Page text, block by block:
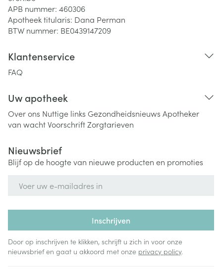
APB nummer: 460306
Apotheek titularis: Dana Perman
BTW nummer: BE0439147209
Klantenservice
FAQ
Uw apotheek
Over ons Nuttige links Gezondheidsnieuws Apotheker
van wachtVoorschriftZorgtarieven
Nieuwsbrief
Blijf op de hoogte van nieuwe producten en promoties
Inschrijven
Door op inschrijven te klikken, schrijft u zich in voor onze
nieuwsbrief en gaat u akkoord met onze privacy policy.